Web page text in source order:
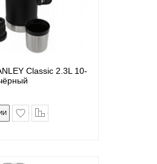
Classic 2.3L 10-
в закладки